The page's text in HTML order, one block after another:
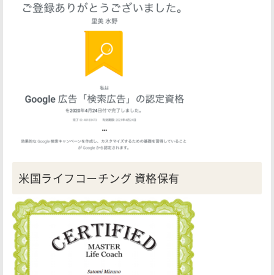
米国ライフコーチング 資格保有